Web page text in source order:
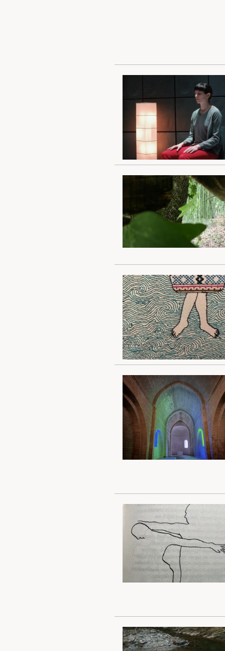
Pour accueillir une étape
Pour accueillir une
Contacts
Ce site internet créé avec Sarah
traces et des informations sur la